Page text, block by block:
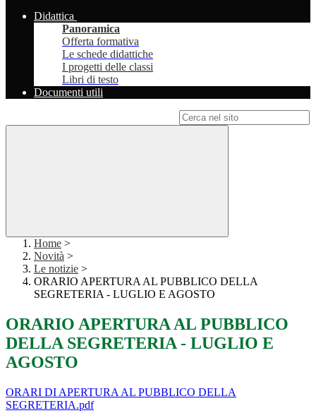
Didattica
Panoramica
Offerta formativa
Le schede didattiche
I progetti delle classi
Libri di testo
Documenti utili
Home >
Novità >
Le notizie >
ORARIO APERTURA AL PUBBLICO DELLA
SEGRETERIA - LUGLIO E AGOSTO
ORARIO APERTURA AL PUBBLICO
DELLA SEGRETERIA - LUGLIO E
AGOSTO
ORARI DI APERTURA AL PUBBLICO DELLA
SEGRETERIA.pdf